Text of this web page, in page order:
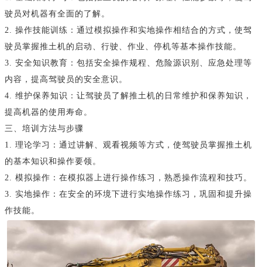
驶员对机器有全面的了解。
2. 操作技能训练：通过模拟操作和实地操作相结合的方式，使驾
驶员掌握推土机的启动、行驶、作业、停机等基本操作技能。
3. 安全知识教育：包括安全操作规程、危险源识别、应急处理等
内容，提高驾驶员的安全意识。
4. 维护保养知识：让驾驶员了解推土机的日常维护和保养知识，
提高机器的使用寿命。
三、培训方法与步骤
1. 理论学习：通过讲解、观看视频等方式，使驾驶员掌握推土机
的基本知识和操作要领。
2. 模拟操作：在模拟器上进行操作练习，熟悉操作流程和技巧。
3. 实地操作：在安全的环境下进行实地操作练习，巩固和提升操
作技能。